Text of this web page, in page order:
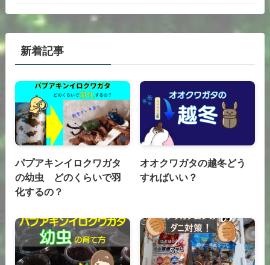
新着記事
パプアキンイロクワガタ
の幼虫 どのくらいで羽
化するの？
オオクワガタの越冬どう
すればいい？